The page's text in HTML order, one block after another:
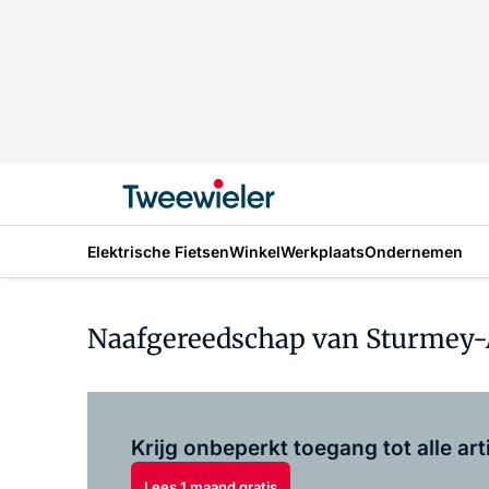
Elektrische FietsenWinkelWerkplaatsOndernemen
Naafgereedschap van
Krijg onbeperkt toegang tot alle